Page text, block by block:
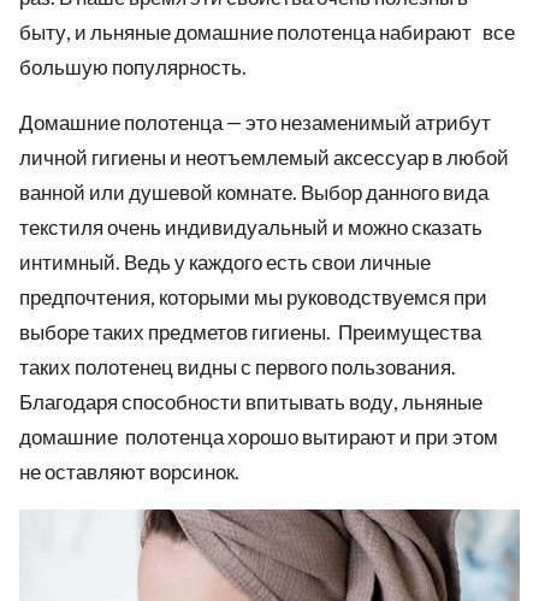
быту, и льняные домашние полотенца набирают все
большую популярность.
Домашние полотенца — это незаменимый атрибут
личной гигиены и неотъемлемый аксессуар в любой
ванной или душевой комнате. Выбор данного вида
текстиля очень индивидуальный и можно сказать
интимный. Ведь у каждого есть свои личные
предпочтения, которыми мы руководствуемся при
выборе таких предметов гигиены. Преимущества
таких полотенец видны с первого пользования.
Благодаря способности впитывать воду, льняные
домашние полотенца хорошо вытирают и при этом
не оставляют ворсинок.